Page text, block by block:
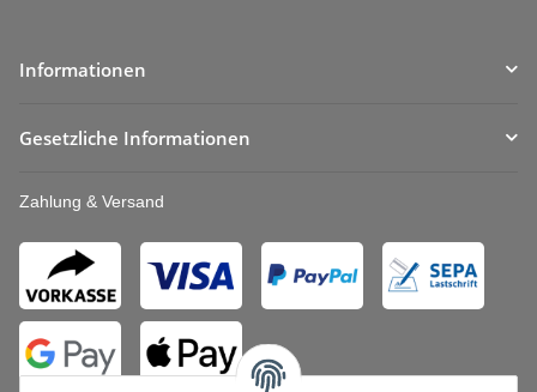
Informationen
Gesetzliche Informationen
Zahlung & Versand